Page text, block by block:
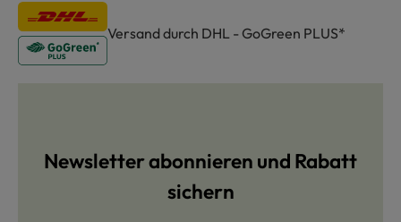
Versand durch DHL - GoGreen PLUS*
Newsletter abonnieren und Rabatt
sichern